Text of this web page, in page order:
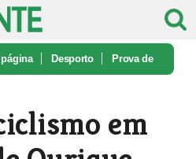
página Desporto Prova de
em